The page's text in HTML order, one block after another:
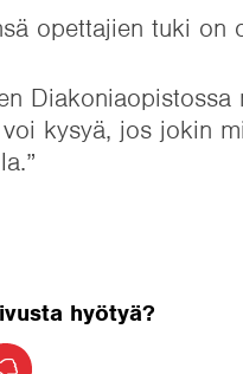
opettajien tuki on
kysyä, jos jokin
hyötyä?